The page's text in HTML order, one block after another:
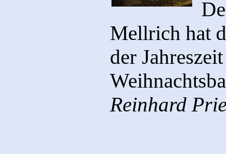
Mellrich hat
der
Reinhard